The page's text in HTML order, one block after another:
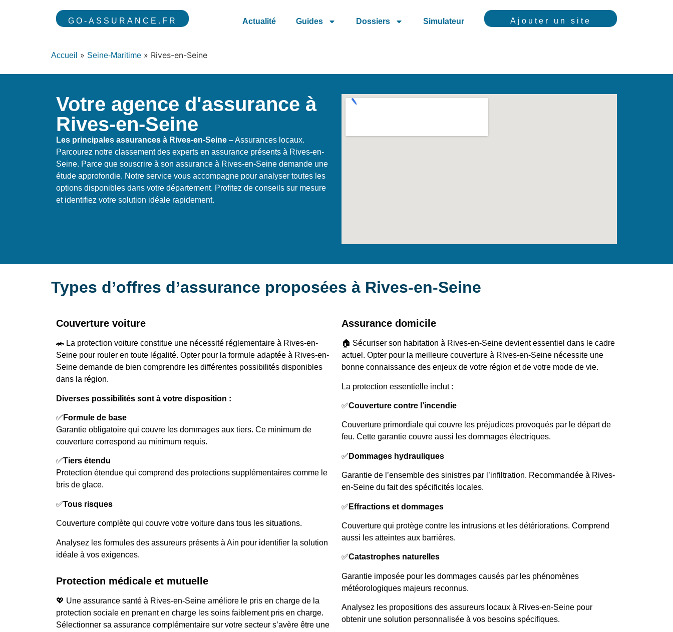
GO-ASSURANCE.FR Actualité Guides Dossiers Simulateur Ajouter un site
Accueil » Seine-Maritime » Rives-en-Seine
Votre agence d'assurance à
Rives-en-Seine
Les principales assurances à Rives-en-Seine – Assurances locaux.
Parcourez notre classement des experts en assurance présents à Rives-en-
Seine. Parce que souscrire à son assurance à Rives-en-Seine demande une
étude approfondie. Notre service vous accompagne pour analyser toutes les
options disponibles dans votre département. Profitez de conseils sur mesure
et identifiez votre solution idéale rapidement.
Types d’offres d’assurance proposées à Rives-en-Seine
Couverture voiture
🚗 La protection voiture constitue une nécessité réglementaire à Rives-en-
Seine pour rouler en toute légalité. Opter pour la formule adaptée à Rives-en-
Seine demande de bien comprendre les différentes possibilités disponibles
dans la région.
Diverses possibilités sont à votre disposition :
✅ Formule de base
Garantie obligatoire qui couvre les dommages aux tiers. Ce minimum de
couverture correspond au minimum requis.
✅Tiers étendu
Protection étendue qui comprend des protections supplémentaires comme le
bris de glace.
✅Tous risques
Couverture complète qui couvre votre voiture dans tous les situations.
Analysez les formules des assureurs présents à Ain pour identifier la solution
idéale à vos exigences.
Protection médicale et mutuelle
💖 Une assurance santé à Rives-en-Seine améliore le pris en charge de la
protection sociale en prenant en charge les soins faiblement pris en charge.
Sélectionner sa assurance complémentaire sur votre secteur s’avère être une
Assurance domicile
🏠 Sécuriser son habitation à Rives-en-Seine devient essentiel dans le cadre
actuel. Opter pour la meilleure couverture à Rives-en-Seine nécessite une
bonne connaissance des enjeux de votre région et de votre mode de vie.
La protection essentielle inclut :
✅Couverture contre l’incendie
Couverture primordiale qui couvre les préjudices provoqués par le départ de
feu. Cette garantie couvre aussi les dommages électriques.
✅ Dommages hydrauliques
Garantie de l’ensemble des sinistres par l’infiltration. Recommandée à Rives-
en-Seine du fait des spécificités locales.
✅ Effractions et dommages
Couverture qui protège contre les intrusions et les détériorations. Comprend
aussi les atteintes aux barrières.
✅Catastrophes naturelles
Garantie imposée pour les dommages causés par les phénomènes
météorologiques majeurs reconnus.
Analysez les propositions des assureurs locaux à Rives-en-Seine pour
obtenir une solution personnalisée à vos besoins spécifiques.